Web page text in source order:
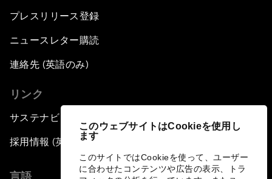
このウェブサイトはCookieを使用し
ます
このサイトではCookieを使って、ユーザー
に合わせたコンテンツや広告の表示、トラ
プレスリリース登録
ニュースレター購読
連絡先 (英語のみ)
リンク
サステナビリティへの取り組み
採用情報 (英語のみ)